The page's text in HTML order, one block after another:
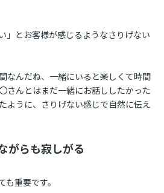
」とお客様が感じるようなさりげない
なんだね、一緒にいると楽しくて時間
さんとはまだ一緒にお話ししたかった
ように、さりげない感じで自然に伝え
がらも寂しがる
重要です。